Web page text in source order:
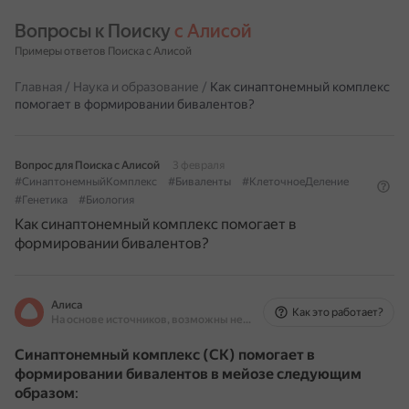
Вопросы к Поиску с Алисой
Примеры ответов Поиска с Алисой
Главная / Наука и образование / Как синаптонемный комплекс
помогает в формировании бивалентов?
Вопрос для Поиска с Алисой
3 февраля
#СинаптонемныйКомплекс
#Биваленты
#КлеточноеДеление
#Генетика
#Биология
Как синаптонемный комплекс помогает в
формировании бивалентов?
Алиса
На основе источников, возможны неточности
Как это работает?
Синаптонемный комплекс (СК) помогает в
формировании бивалентов в мейозе следующим
образом: